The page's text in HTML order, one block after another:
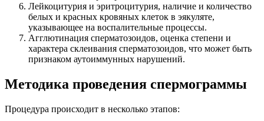
Лейкоцитурия и эритроцитурия, наличие и количество
белых и красных кровяных клеток в эякуляте,
указывающее на воспалительные процессы.
Агглютинация сперматозоидов, оценка степени и
характера склеивания сперматозоидов, что может быть
признаком аутоиммунных нарушений.
Методика проведения спермограммы
Процедура происходит в несколько этапов: